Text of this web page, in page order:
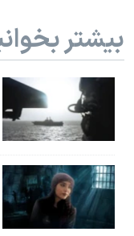
بیشتر